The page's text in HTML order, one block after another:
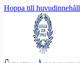
Hoppa till huvudinnehåll